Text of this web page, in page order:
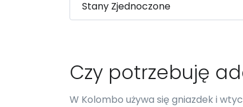
Czy potrzebuję
W Kolombo używa się gniazdek i